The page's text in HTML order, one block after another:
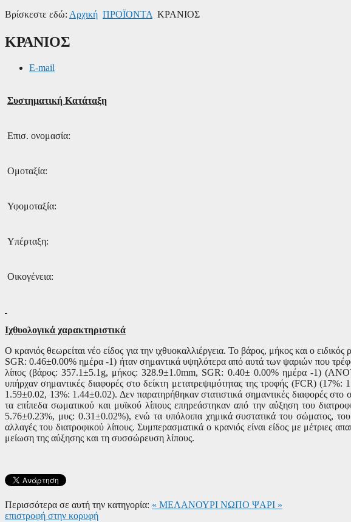
Βρίσκεστε εδώ: Αρχική ΠΡΟΪΟΝΤΑ ΚΡΑΝΙΟΣ
ΚΡΑΝΙΟΣ
E-mail
Συστηματική Κατάταξη
Επισ. ονομασία:
Ομοταξία:
Υφομοταξία:
Υπέρταξη:
Οικογένεια:
Ιχθυολογικά χαρακτηριστικά
Ο κρανιός θεωρείται νέο είδος για την ιχθυοκαλλιέργεια. Το βάρος, μήκος και ο
SGR:0.46±0.00% ημέρα -1) ήταν σημαντικά υψηλότερα από αυτά των ψαριών που
λίπος (βάρος: 357.1±5.1 g, μήκος: 328.9±1.0mm, SGR: 0.40± 0.00% ημέρα -1)
υπήρχαν σημαντικές διαφορές στο δείκτη μετατρεψιμότητας της τροφής (FCR)(17%:
1.59±0.02, 13%: 1.44±0.02). Δεν παρατηρήθηκαν στατιστικά σημαντικές διαφορές στο
τα επίπεδα σωματικού και μυϊκού λίπους επηρεάστηκαν από την αύξηση του
5.76±0.23%, μυς: 0.31±0.02%), ενώ τα υπόλοιπα χημικά συστατικά του σώματος,
αλλαγές του διατροφικού λίπους. Συμπερασματικά ο κρανιός είναι είδος με μέτριες
μείωση της αύξησης και τη συσσώρευση λίπους.
Περισσότερα σε αυτή την κατηγορία: « ΜΕΛΑΝΟΥΡΙ ΝΩΠΟ ΨΑΡΙ »
επιστροφή στην κορυφή